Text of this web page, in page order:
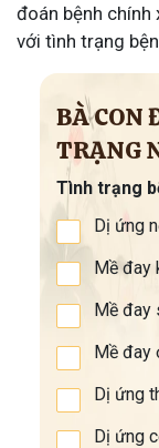
đoán bệnh chính
với tình trạng
BÀ CON
TRẠNG
Tình trạng
Dị ứng
Mề đay
Mề đay
Mề đay
Dị ứng
Dị ứng